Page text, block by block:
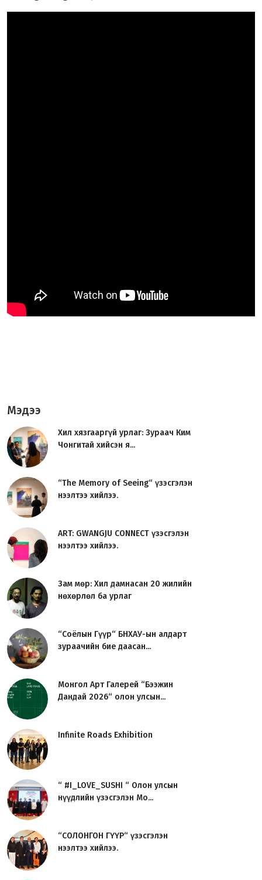
Мэдээ
Хил хязгааргүй урлаг: Зураач Ким
Чонгитай хийсэн я...
“The Memory of Seeing“ үзэсгэлэн
нээлтээ хийлээ.
ART: GWANGJU CONNECT үзэсгэлэн
нээлтээ хийлээ.
Зам мөр: Хил дамнасан 20 жилийн
нөхөрлөл ба урлаг
“Соёлын Гүүр“ БНХАУ-ын алдарт
зураачийн бие даасан...
Монгол Арт Галерей “Бээжин
Дандай 2026“ олон улсын...
Infinite Roads Exhibition
“ #I_LOVE_SUSHI “ Олон улсын
нүүдлийн үзэсгэлэн Мо...
“СОЛОНГОН ГҮҮР“ үзэсгэлэн
нээлтээ хийлээ.